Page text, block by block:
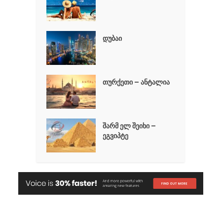
დუბაი
თურქეთი – ანტალია
შარმ ელ შეიხი –
ეგვიპტე